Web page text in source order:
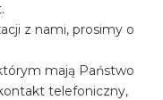
z nami, prosimy o
mają Państwo
telefoniczny,